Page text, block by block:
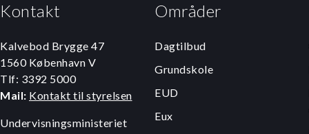
Kontakt
Kalvebod Brygge 47
1560 København V
Tlf: 3392 5000
Mail: Kontakt til styrelsen
Undervisningsministeriet
Områder
Dagtilbud
Grundskole
EUD
Eux